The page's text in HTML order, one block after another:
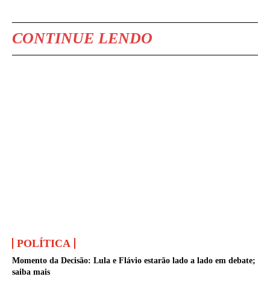
CONTINUE LENDO
POLÍTICA
Momento da Decisão: Lula e Flávio estarão lado a lado em debate;
saiba mais